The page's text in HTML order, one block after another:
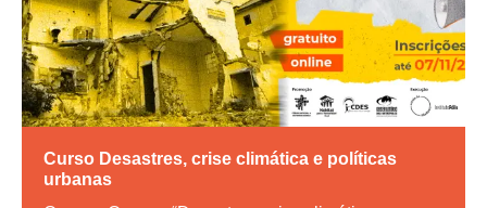
Curso Desastres, crise climática e políticas
urbanas